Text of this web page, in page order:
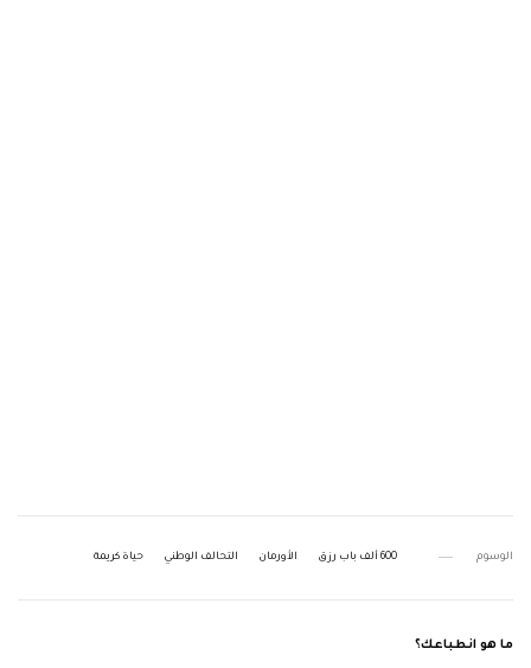
الوسوم 600 ألف باب رزق الأورمان التحالف الوطني حياة كريمة
ما هو انطباعك؟